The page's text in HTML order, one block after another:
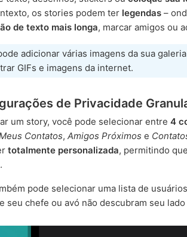
os stories podem ter legendas –
de texto mais longa, marcar amigos ou
adicionar várias imagens da sua
GIFs e imagens da internet.
de Privacidade
um story, você pode selecionar entre 4
Contatos, Amigos Próximos e
totalmente personalizada, permitindo
.
pode selecionar uma lista de
seu chefe ou avó não descubram seu